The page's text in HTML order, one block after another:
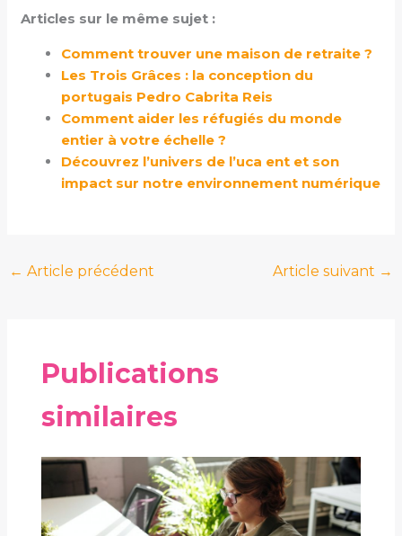
Articles sur le même sujet :
Comment trouver une maison de retraite ?
Les Trois Grâces : la conception du
portugais Pedro Cabrita Reis
Comment aider les réfugiés du monde
entier à votre échelle ?
Découvrez l’univers de l’uca ent et son
impact sur notre environnement numérique
← Article précédent Article suivant →
Publications
similaires